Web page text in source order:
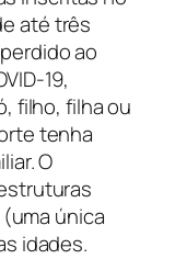
até três
ao
19,
filho, filha ou
tenha
O
única
idades.